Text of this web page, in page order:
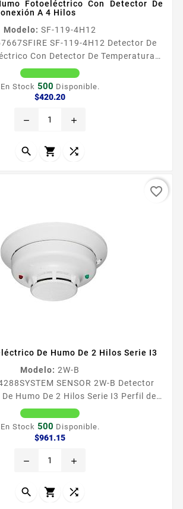
Fotoeléctrico Con Detector De
A 4 Hilos
Modelo: SF-119-4H12
SFIRE SF-119-4H12 Detector De
Con Detector De Temperatura
Hilos Temperatura de 57 plusmn 5
12 Vcc Consumo de
en alarma y 30 mA en Reposo Maya
diaacutemetro Incluye base Listado
En Stock 500 Disponible.
$420.20Precio
remove add
  
De Humo De 2 Hilos Serie I3
Modelo: 2W-B
SYSTEM SENSOR 2W-B Detector
De 2 Hilos Serie I3 Perfil de
el maacutes bajo de la industria Led
ver el estado de la operacioacuten
de auto diagnoacutestico de
Faacutecil limpieza
En Stock 500 Disponible.
$961.15Precio
remove add
  
favorite_border